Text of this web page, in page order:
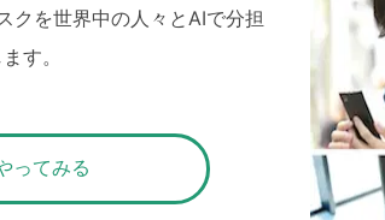
クを世界中の人々とAIで分担
す。
ってみる